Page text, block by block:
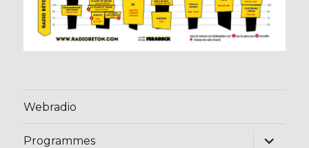
Webradio
Programmes
ouvrir